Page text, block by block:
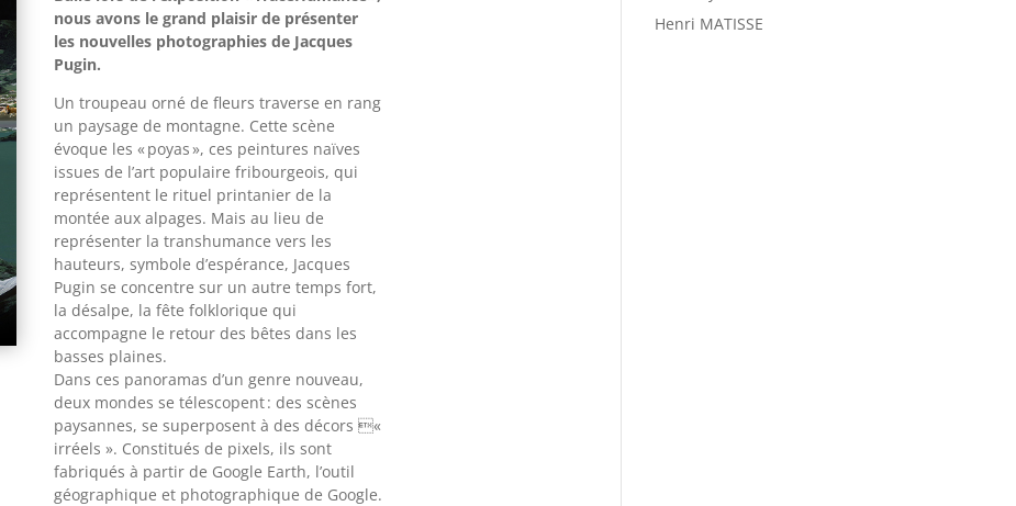
nous avons le grand plaisir de présenter
les nouvelles photographies de Jacques
Pugin.
Un troupeau orné de fleurs traverse en rang
un paysage de montagne. Cette scène
évoque les « poyas », ces peintures naïves
issues de l’art populaire fribourgeois, qui
représentent le rituel printanier de la
montée aux alpages. Mais au lieu de
représenter la transhumance vers les
hauteurs, symbole d’espérance, Jacques
Pugin se concentre sur un autre temps fort,
la désalpe, la fête folklorique qui
accompagne le retour des bêtes dans les
basses plaines.
Dans ces panoramas d’un genre nouveau,
deux mondes se télescopent : des scènes
paysannes, se superposent à des décors «
irréels ». Constitués de pixels, ils sont
fabriqués à partir de Google Earth, l’outil
géographique et photographique de Google.
Henri MATISSE